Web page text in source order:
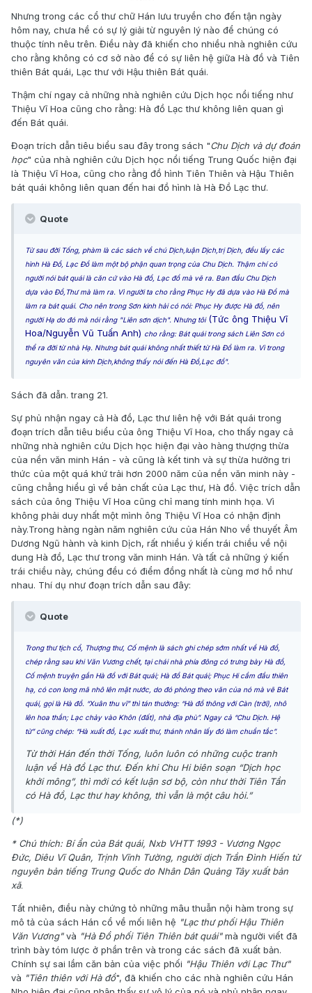
Nhưng trong các cổ thư chữ Hán lưu truyền cho đến tận ngày
hôm nay, chưa hề có sự lý giải từ nguyên lý nào để chúng có
thuộc tính nêu trên. Điều này đã khiến cho nhiều nhà nghiên cứu
cho rằng không có cơ sở nào để có sự liên hệ giữa Hà đồ và Tiên
thiên Bát quái, Lạc thư với Hậu thiên Bát quái.
Thậm chí ngay cả những nhà nghiên cứu Dịch học nổi tiếng như
Thiệu Vĩ Hoa cũng cho rằng: Hà đồ Lạc thư không liên quan gì
đến Bát quái.
Đoạn trích dẫn tiêu biểu sau đây trong sách "Chu Dịch và dự đoán
học" của nhà nghiên cứu Dịch học nổi tiếng Trung Quốc hiện đại
là Thiệu Vĩ Hoa, cũng cho rằng đồ hình Tiên Thiên và Hậu Thiên
bát quái không liên quan đến hai đồ hình là Hà Đồ Lạc thư.
Quote
Từ sau đời Tống, phàm là các sách về chú Dịch,luận Dịch,trị Dịch, đều lấy các
hình Hà Đồ, Lạc Đồ làm một bộ phận quan trọng của Chu Dịch. Thậm chí có
người nói bát quái là căn cứ vào Hà đồ, Lạc đồ mà vẽ ra. Ban đầu Chu Dịch
dựa vào Đồ,Thư mà làm ra. Vì người ta cho rằng Phục Hy đã dựa vào Hà Đồ mà
làm ra bát quái. Cho nên trong Sơn kinh hải có nói: Phục Hy được Hà đồ, nên
người Hạ do đó mà nói rằng "Liên sơn dịch". Nhưng tôi(Tức ông Thiệu Vĩ
Hoa/Nguyễn Vũ Tuấn Anh) cho rằng: Bát quái trong sách Liên Sơn có
thể ra đời từ nhà Hạ. Nhưng bát quái không nhất thiết từ Hà Đồ làm ra. Vì trong
nguyên văn của kinh Dịch,không thấy nói đến Hà Đồ,Lạc đồ".
Sách đã dẫn. trang 21.
Sự phủ nhận ngay cả Hà đồ, Lạc thư liên hệ với Bát quái trong
đoạn trích dẫn tiêu biểu của ông Thiệu Vĩ Hoa, cho thấy ngay cả
những nhà nghiên cứu Dịch học hiện đại vào hàng thượng thừa
của nền văn minh Hán - và cũng là kết tinh và sự thừa hưởng tri
thức của một quá khứ trải hơn 2000 năm của nền văn minh này -
cũng chẳng hiểu gì về bản chất của Lạc thư, Hà đồ. Việc trích dẫn
sách của ông Thiệu Vĩ Hoa cũng chỉ mang tính minh họa. Vì
không phải duy nhất một mình ông Thiệu Vĩ Hoa có nhận định
này.Trong hàng ngàn năm nghiên cứu của Hán Nho về thuyết Âm
Dương Ngũ hành và kinh Dịch, rất nhiều ý kiến trái chiều về nội
dung Hà đồ, Lạc thư trong văn minh Hán. Và tất cả những ý kiến
trái chiều này, chúng đều có điểm đồng nhất là cùng mơ hồ như
nhau. Thí dụ như đoạn trích dẫn sau đây:
Quote
Trong thư tịch cổ, Thượng thư, Cố mệnh là sách ghi chép sớm nhất về Hà đồ,
chép rằng sau khi Văn Vương chết, tại chái nhà phía đông có trưng bày Hà đồ,
Cố mệnh truyện gắn Hà đồ với Bát quái; Hà đồ Bát quái; Phục Hi cầm đầu thiên
hạ, có con long mã nhô lên mặt nước, do đó phỏng theo văn của nó mà vẽ Bát
quái, gọi là Hà đồ. “Xuân thu vĩ” thì tán thưởng: “Hà đồ thông với Càn (trời), nhô
lên hoa thần; Lạc chảy vào Khôn (đất), nhả địa phù”. Ngay cả “Chu Dịch. Hệ
từ” cũng chép: “Hà xuất đồ, Lạc xuất thư, thánh nhân lấy đó làm chuẩn tắc”.
Từ thời Hán đến thời Tống, luôn luôn có những cuộc tranh
luận về Hà đồ Lạc thư. Đến khi Chu Hi biên soạn “Dịch học
khởi mông”, thì mới có kết luận sơ bộ, còn như thời Tiên Tần
có Hà đồ, Lạc thư hay không, thì vẫn là một câu hỏi.”
(*)
* Chú thích: Bí ẩn của Bát quái, Nxb VHTT 1993 - Vương Ngọc
Đức, Diêu Vĩ Quân, Trịnh Vĩnh Tường, người dịch Trần Đình Hiến từ
nguyên bản tiếng Trung Quốc do Nhân Dân Quảng Tây xuất bản
xã.
Tất nhiên, điều này chứng tỏ những mâu thuẫn nội hàm trong sự
mô tả của sách Hán cổ về mối liên hệ "Lạc thư phối Hậu Thiên
Văn Vương"và "Hà Đồ phối Tiên Thiên bát quái"mà người viết đã
trình bày tóm lược ở phần trên và trong các sách đã xuất bản.
Chính sự sai lầm căn bản của việc phối "Hậu Thiên với Lạc Thư"
và "Tiên thiên với Hà đồ", đã khiến cho các nhà nghiên cứu Hán